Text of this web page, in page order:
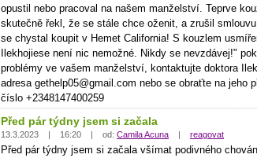
opustil nebo pracoval na našem manželství. Teprve
skutečně řekl, že se stále chce oženit, a zrušil
se chystal koupit v Hemet California! S kouzlem
Ilekhojiese není nic nemožné. Nikdy se nevzdávej!"
problémy ve vašem manželství, kontaktujte doktora
adresa gethelp05@gmail.com nebo se obraťte na jeho
číslo +2348147400259
Před pár týdny jsem si začala
13.3.2023 | 16:20 | od: Camila Acuna | reagovat
Před pár týdny jsem si začala všímat podivného